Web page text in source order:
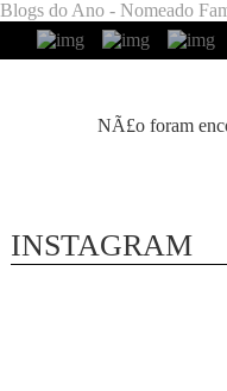
Blogs do Ano - Nomeado
NÃ£o foram
INSTAGRAM